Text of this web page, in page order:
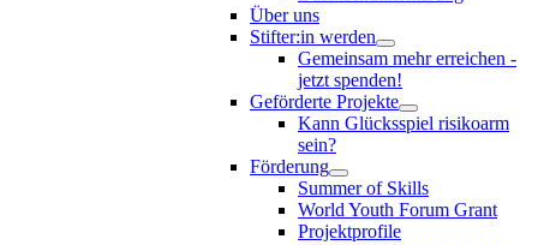
Über uns
Stifter:in werden
Gemeinsam mehr erreichen -
jetzt spenden!
Geförderte Projekte
Kann Glücksspiel risikoarm
sein?
Förderung
Summer of Skills
World Youth Forum Grant
Projektprofile